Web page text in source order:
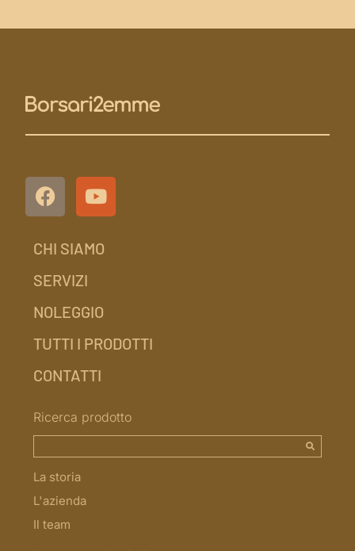
CHI SIAMO
SERVIZI
NOLEGGIO
TUTTI I PRODOTTI
CONTATTI
Ricerca prodotto
La storia
L'azienda
Il team